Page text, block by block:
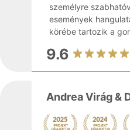
személyre
események
körébe tartozik a
9.6
Andrea Virág &